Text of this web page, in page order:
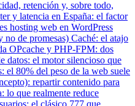
retención y, sobre todo,
y latencia en España: el factor
hosting web en WordPress
no de promesas) Caché: el atajo
OPcache y PHP-FPM: dos
datos: el motor silencioso que
el 80% del peso de la web suele
repartir contenido para
lo que realmente reduce
el clásico 777 que